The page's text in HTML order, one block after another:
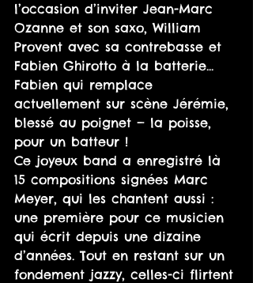
l’occasion d’inviter Jean-Marc
Ozanne et son saxo, William
Provent avec sa contrebasse et
Fabien Ghirotto à la batterie...
Fabien qui remplace
actuellement sur scène Jérémie,
blessé au poignet — la poisse,
pour un batteur !
Ce joyeux band a enregistré là
15 compositions signées Marc
Meyer, qui les chantent aussi :
une première pour ce musicien
qui écrit depuis une dizaine
d’années. Tout en restant sur un
fondement jazzy, celles-ci flirtent